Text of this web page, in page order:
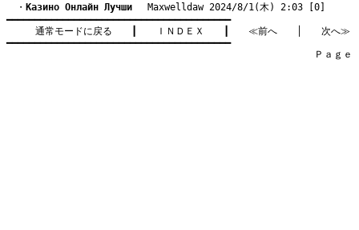
・ Kазино Онлайн Лучши Maxwelldaw 2024/8/1(木) 2:03 [0]
━━━━━━━━━━━━━━━━━━━━━━━━━━━━━━━━━━━━━━━━
通常モードに戻る
ＩＮＤＥＸ ≪前へ
次へ≫
━━━━━━━━━━━━━━━━━━━━━━━━━━━━━━━━━━━━━━━━
Ｐａｇｅ